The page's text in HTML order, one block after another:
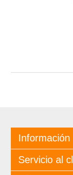
Información
Servicio al